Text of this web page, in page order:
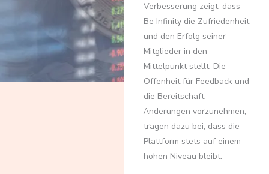
Verbesserung zeigt, dass
Be Infinity die Zufriedenheit
und den Erfolg seiner
Mitglieder in den
Mittelpunkt stellt. Die
Offenheit für Feedback und
die Bereitschaft,
Änderungen vorzunehmen,
tragen dazu bei, dass die
Plattform stets auf einem
hohen Niveau bleibt.